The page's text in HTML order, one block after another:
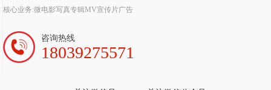
核心业务:微电影写真专辑MV宣传片广告
咨询热线
18039275571